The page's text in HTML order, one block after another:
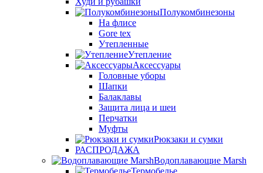
Полукомбинезоны
На флисе
Gore tex
Утепленные
Утепление
Аксессуары
Головные уборы
Шапки
Балаклавы
Защита лица и шеи
Перчатки
Муфты
Рюкзаки и сумки
РАСПРОДАЖА
Водоплавающие Marsh
Термобелье